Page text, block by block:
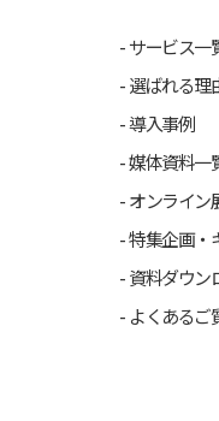
サービス一
選ばれる理
導入事例
媒体資料一
オンライン
特集企画・
資料ダウン
よくあるご